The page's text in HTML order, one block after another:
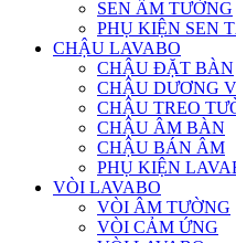
SEN ÂM TƯỜNG
PHỤ KIỆN SEN
CHẬU LAVABO
CHẬU ĐẶT BÀN
CHẬU DƯƠNG
CHẬU TREO
CHẬU ÂM BÀN
CHẬU BÁN ÂM
PHỤ KIỆN
VÒI LAVABO
VÒI ÂM TƯỜNG
VÒI CẢM ỨNG